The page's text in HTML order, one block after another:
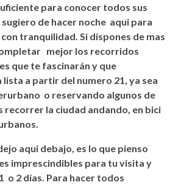
para conocer todos sus
de hacer noche aqui para
tranquilidad. Si dispones de mas
mejor los recorridos
que te fascinarán y que
lista a partir del numero 21, ya sea
o reservando algunos de
recorrer la ciudad andando, en bici
aqui debajo, es lo que pienso
imprescindibles para tu visita y
o 2 días. Para hacer todos